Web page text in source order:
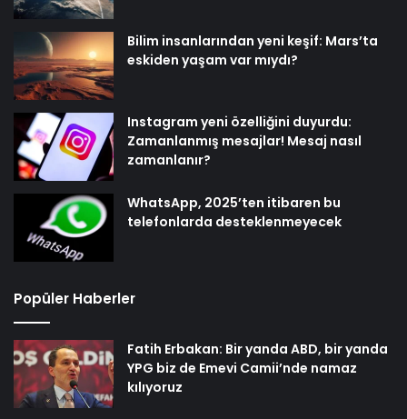
Bilim insanlarından yeni keşif: Mars’ta
eskiden yaşam var mıydı?
Instagram yeni özelliğini duyurdu:
Zamanlanmış mesajlar! Mesaj nasıl
zamanlanır?
WhatsApp, 2025’ten itibaren bu
telefonlarda desteklenmeyecek
Popüler Haberler
Fatih Erbakan: Bir yanda ABD, bir yanda
YPG biz de Emevi Camii’nde namaz
kılıyoruz